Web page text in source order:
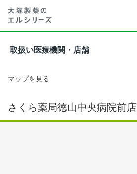
取扱い医療機関・店舗
マップを見る
さくら薬局徳山中央病院前店